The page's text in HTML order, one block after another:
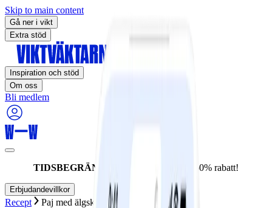
Skip to main content
Gå ner i vikt
Extra stöd
Inspiration och stöd
Om oss
Bli medlem
TIDSBEGRÄNSAT ERBJUDANDE: 60% rabatt!
Erbjudandevillkor
Recept Paj med älgskav och svamp